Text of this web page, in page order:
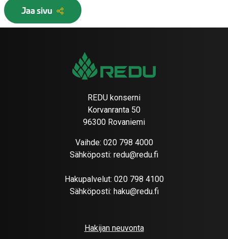
Jaa sivu
REDU konserni
Korvanranta 50
96300 Rovaniemi
Vaihde: 020 798 4000
Sähköposti: redu@redu.fi
Hakupalvelut: 020 798 4100
Sähköposti: haku@redu.fi
Hakijan neuvonta